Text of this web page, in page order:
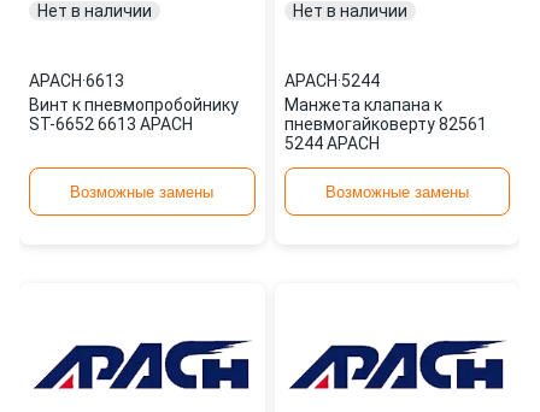
Нет в наличии
APACH·6613
Винт к пневмопробойнику
ST-6652 6613 APACH
Возможные замены
Нет в наличии
APACH·5244
Манжета клапана к
пневмогайковерту 82561
5244 APACH
Возможные замены